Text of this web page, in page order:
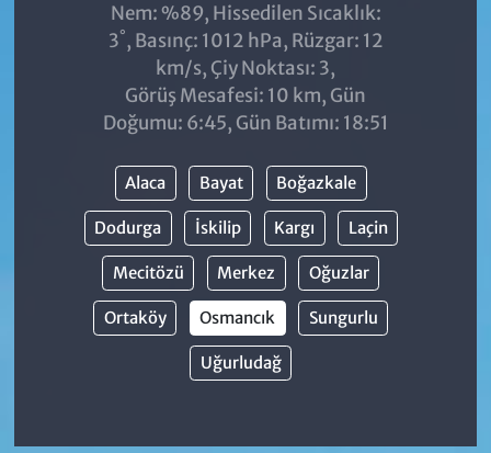
Nem: %89, Hissedilen Sıcaklık:
3°, Basınç: 1012 hPa, Rüzgar: 12
km/s, Çiy Noktası: 3,
Görüş Mesafesi: 10 km, Gün
Doğumu: 6:45, Gün Batımı: 18:51
Alaca Bayat Boğazkale
Dodurga İskilip Kargı Laçin
Mecitözü Merkez Oğuzlar
Ortaköy Osmancık Sungurlu
Uğurludağ